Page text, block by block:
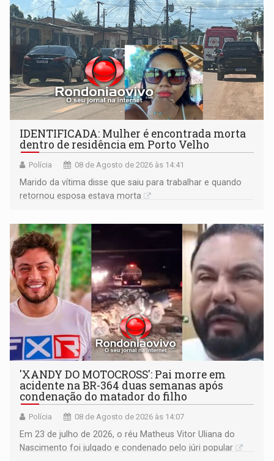
IDENTIFICADA: Mulher é encontrada morta
dentro de residência em Porto Velho
Polícia 08 de Agosto de 2026 às 14:41
Marido da vítima disse que saiu para trabalhar e quando
retornou esposa estava morta
'XANDY DO MOTOCROSS': Pai morre em
acidente na BR-364 duas semanas após
condenação do matador do filho
Polícia 08 de Agosto de 2026 às 14:07
Em 23 de julho de 2026, o réu Matheus Vitor Uliana do
Nascimento foi julgado e condenado pelo júri popular